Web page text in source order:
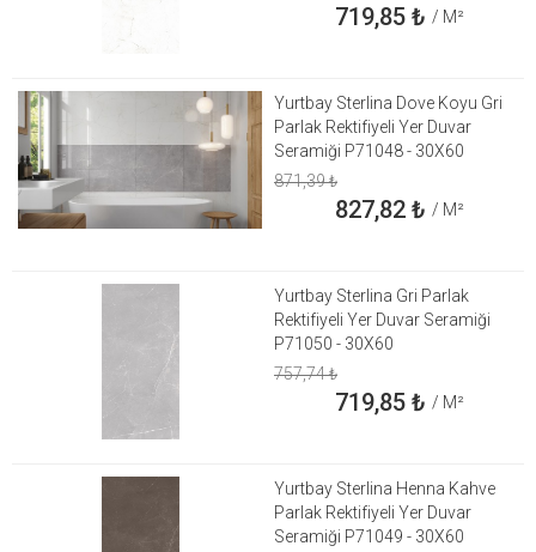
719,85₺ / M²
Yurtbay Sterlina Dove Koyu Gri
Parlak Rektifiyeli Yer Duvar
Seramiği P71048 - 30X60
871,39₺
827,82₺ / M²
Yurtbay Sterlina Gri Parlak
Rektifiyeli Yer Duvar Seramiği
P71050 - 30X60
757,74₺
719,85₺ / M²
Yurtbay Sterlina Henna Kahve
Parlak Rektifiyeli Yer Duvar
Seramiği P71049 - 30X60